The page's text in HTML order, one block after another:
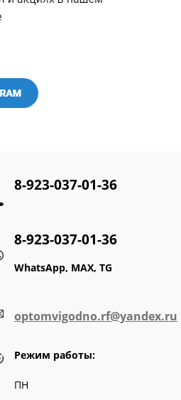
8-923-037-01-36
8-923-037-01-36
WhatsApp, MAX, TG
optomvigodno.rf@yandex.ru
Режим работы:
ПН